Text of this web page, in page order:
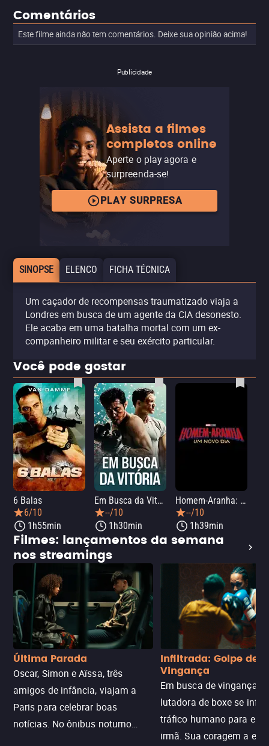
Comentários
Este filme ainda não tem comentários. Deixe sua opinião acima!
Publicidade
Assista a filmes
completos online
Aperte o play agora e
surpreenda-se!
PLAY SURPRESA
SINOPSE ELENCO FICHA TÉCNICA
Um caçador de recompensas traumatizado viaja a
Londres em busca de um agente da CIA desonesto.
Ele acaba em uma batalha mortal com um ex-
companheiro militar e seu exército particular.
Você pode gostar
6 Balas
6/10
1h55min
Em Busca da Vitória
--/10
1h30min
Homem-Aranha: Um Novo Dia
--/10
1h39min
Filmes: lançamentos da semana
nos streamings
Última Parada
Oscar, Simon e Aïssa, três
amigos de infância, viajam a
Paris para celebrar boas
notícias. No ônibus noturno
Infiltrada: Golpe de
Vingança
Em busca de vingança,
lutadora de boxe se
tráfico humano para
irmã. Sua coragem a